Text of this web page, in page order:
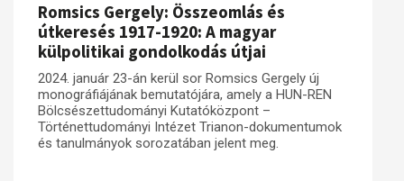
Romsics Gergely: Összeomlás és
útkeresés 1917-1920: A magyar
külpolitikai gondolkodás útjai
2024. január 23-án kerül sor Romsics Gergely új
monográfiájának bemutatójára, amely a HUN-REN
Bölcsészettudományi Kutatóközpont –
Történettudományi Intézet Trianon-dokumentumok
és tanulmányok sorozatában jelent meg.